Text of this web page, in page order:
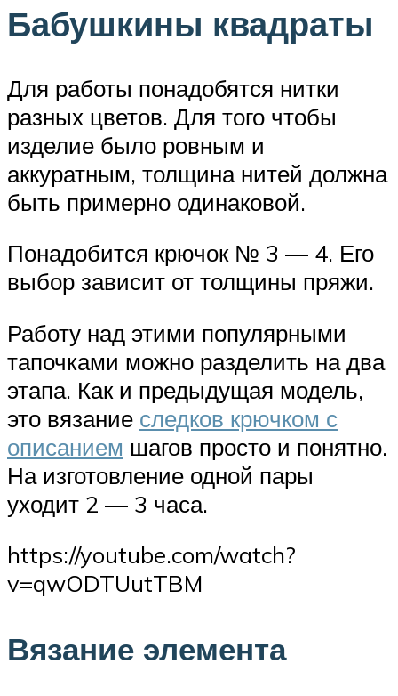
Бабушкины квадраты
Для работы понадобятся нитки
разных цветов. Для того чтобы
изделие было ровным и
аккуратным, толщина нитей должна
быть примерно одинаковой.
Понадобится крючок № 3 — 4. Его
выбор зависит от толщины пряжи.
Работу над этими популярными
тапочками можно разделить на два
этапа. Как и предыдущая модель,
это вязание следков крючком с
описанием шагов просто и понятно.
На изготовление одной пары
уходит 2 — 3 часа.
https://youtube.com/watch?
v=qwODTUutTBM
Вязание элемента